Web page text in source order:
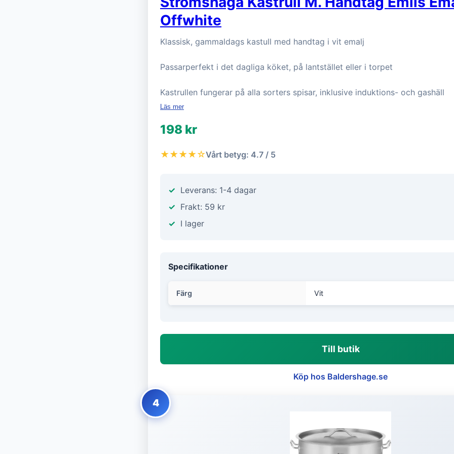
Offwhite
Klassisk, gammaldags kastull med handtag i vit emalj
Passarperfekt i det dagliga köket, på lantstället eller i torpet
Kastrullen fungerar på alla sorters spisar, inklusive induktions- och gashäll
Läs mer
198 kr
★★★★☆Vårt betyg: 4.7 / 5
Leverans: 1-4 dagar
Frakt: 59 kr
I lager
Specifikationer
Färg Vit
Till butik
Köp hos Baldershage.se
4